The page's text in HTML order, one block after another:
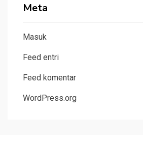
Meta
Masuk
Feed entri
Feed komentar
WordPress.org